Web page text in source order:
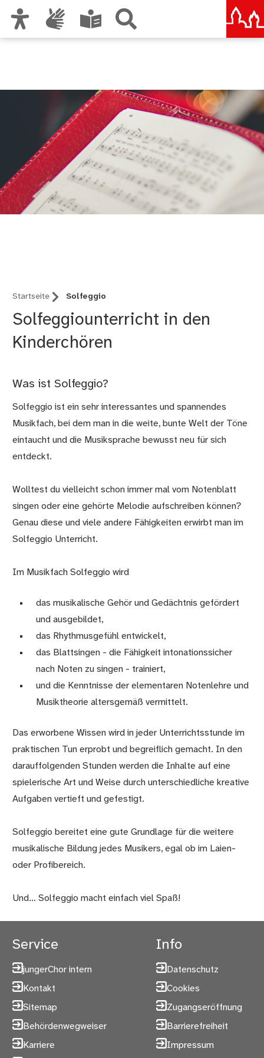
Startseite Solfeggio
Solfeggiounterricht in den
Kinderchören
Was ist Solfeggio?
Solfeggio ist ein sehr interessantes und spannendes
Musikfach, bei dem man in die weite, bunte Welt der Töne
eintaucht und die Musiksprache bewusst neu für sich
entdeckt.
Wolltest du vielleicht schon immer mal vom Notenblatt
singen oder eine gehörte Melodie aufschreiben können?
Genau diese und viele andere Fähigkeiten erwirbt man im
Solfeggio Unterricht.
Im Musikfach Solfeggio wird
das musikalische Gehör und Gedächtnis gefördert
und ausgebildet,
das Rhythmusgefühl entwickelt,
das Blattsingen - die Fähigkeit intonationssicher
nach Noten zu singen - trainiert,
und die Kenntnisse der elementaren Notenlehre und
Musiktheorie altersgemäß vermittelt.
Das erworbene Wissen wird in jeder Unterrichtsstunde im
praktischen Tun erprobt und begreiflich gemacht. In den
darauffolgenden Stunden werden die Inhalte auf eine
spielerische Art und Weise durch unterschiedliche kreative
Aufgaben vertieft und gefestigt.
Solfeggio bereitet eine gute Grundlage für die weitere
musikalische Bildung jedes Musikers, egal ob im Laien-
oder Profibereich.
Und… Solfeggio macht einfach viel Spaß!
Service
jungerChor intern
Kontakt
Sitemap
Behördenwegweiser
Karriere
Info
Datenschutz
Cookies
Zugangseröffnung
Barrierefreiheit
Impressum